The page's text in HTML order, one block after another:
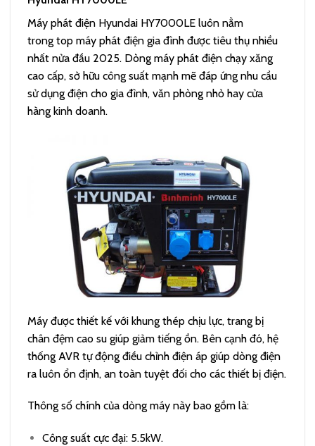
Máy phát điện Hyundai HY7000LE luôn nằm
trong top máy phát điện gia đình được tiêu thụ nhiều
nhất nửa đầu 2025. Dòng máy phát điện chạy xăng
cao cấp, sở hữu công suất mạnh mẽ đáp ứng nhu cầu
sử dụng điện cho gia đình, văn phòng nhỏ hay cửa
hàng kinh doanh.
Máy được thiết kế với khung thép chịu lực, trang bị
chân đệm cao su giúp giảm tiếng ồn. Bên cạnh đó, hệ
thống AVR tự động điều chỉnh điện áp giúp dòng điện
ra luôn ổn định, an toàn tuyệt đối cho các thiết bị điện.
Thông số chính của dòng máy này bao gồm là:
Công suất cực đại: 5.5kW.